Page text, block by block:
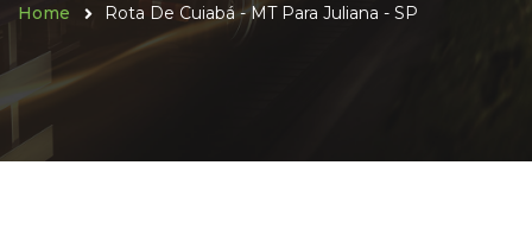
Home Rota De Cuiabá - MT Para Juliana - SP